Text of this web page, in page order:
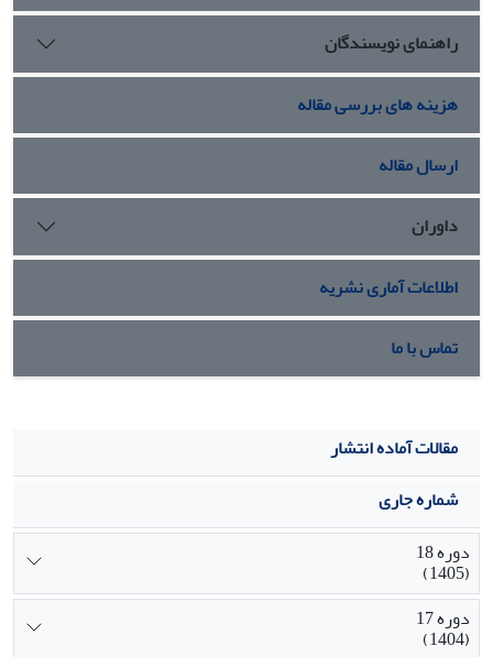
خانواده‌ها در جامعة امروزی تبدیل شده است. بالا‌رفتن سن
ازدواج و افزایش دغدغه‌های معیشتی و تربیتی خانواده‌ها می‌تواند
بر تعیین بعد خانواده و آیندة جمعیت کشور تأثیر بگذارد.
راهنمای نویسندگان
هزینه های بررسی مقاله
ارسال مقاله
داوران
اطلاعات آماری نشریه
تماس با ما
مقالات آماده انتشار
شماره جاری
دوره 18
(1405)
دوره 17
(1404)